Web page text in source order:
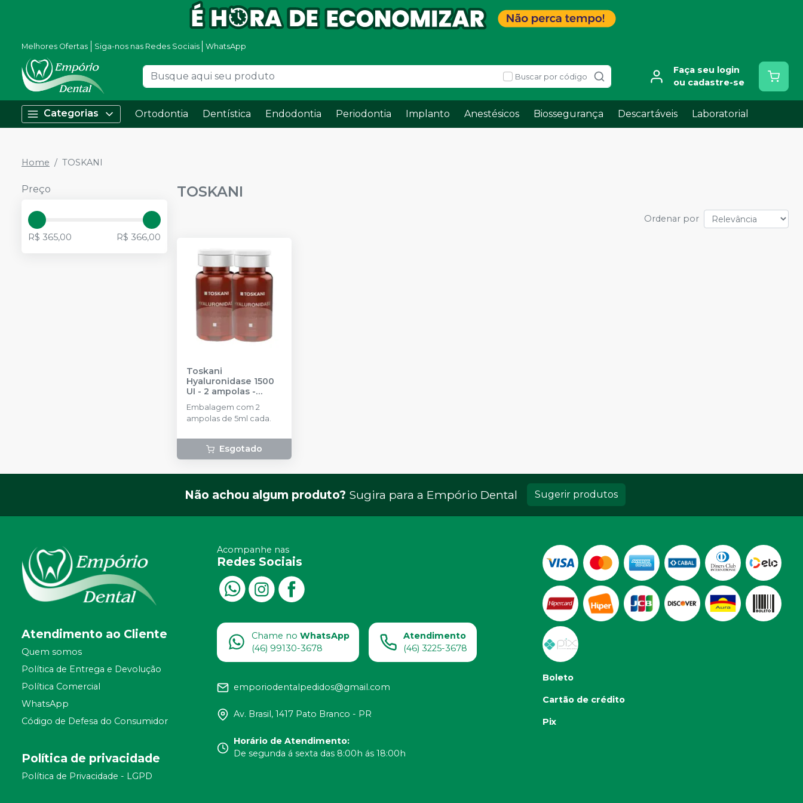
Melhores Ofertas Siga-nos nas Redes Sociais WhatsApp
Buscar por código
Faça seu login
ou cadastre-se
Categorias Ortodontia Dentística Endodontia Periodontia Implanto Anestésicos Biossegurança Descartáveis Laboratorial
Home TOSKANI
Preço
R$ 365,00 R$ 366,00
TOSKANI
Ordenar por
Toskani
Hyaluronidase 1500
UI - 2 ampolas -
TOSKANI
Embalagem com 2
ampolas de 5ml cada.
Esgotado
Não achou algum produto? Sugira para a Empório Dental Sugerir produtos
Atendimento ao Cliente
Quem somos
Política de Entrega e Devolução
Política Comercial
WhatsApp
Código de Defesa do Consumidor
Política de privacidade
Política de Privacidade - LGPD
Acompanhe nas
Redes Sociais
Chame no WhatsApp
(46) 99130-3678
Atendimento
(46) 3225-3678
emporiodentalpedidos@gmail.com
Av. Brasil, 1417 Pato Branco - PR
Horário de Atendimento:
De segunda á sexta das 8:00h ás 18:00h
Boleto
Cartão de crédito
Pix